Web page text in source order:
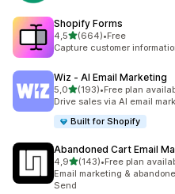
Shopify Forms
4,5z 5 hvězd
(664)
Celkový počet recenzí: 664
•Free
Capture customer
Wiz ‑ AI Email Marketing
5,0z 5 hvězd
(193)
Celkový počet recenzí: 193
•Free plan
Drive sales via AI email
Built for Shopify
Abandoned Cart Email
4,9z 5 hvězd
(143)
Celkový počet recenzí: 143
•Free plan
Email marketing &
Send